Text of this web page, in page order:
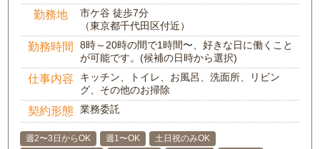
勤務地
市ケ谷 徒歩7分
（東京都千代田区付近）
勤務時間
8時～20時の間で1時間〜、好きな日に働くこと
が可能です。(候補の日時から選択)
仕事内容
キッチン、トイレ、お風呂、洗面所、リビン
グ、その他のお掃除
契約形態 業務委託
週2〜3日からOK 週1〜OK
土日祝のみOK